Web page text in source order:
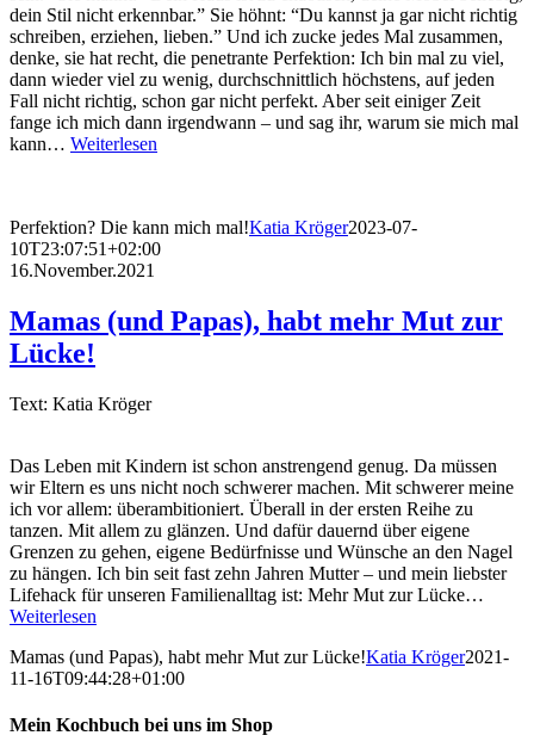
dein Stil nicht erkennbar.” Sie höhnt: “Du kannst ja gar nicht richtig
schreiben, erziehen, lieben.” Und ich zucke jedes Mal zusammen,
denke, sie hat recht, die penetrante Perfektion: Ich bin mal zu viel,
dann wieder viel zu wenig, durchschnittlich höchstens, auf jeden
Fall nicht richtig, schon gar nicht perfekt. Aber seit einiger Zeit
fange ich mich dann irgendwann – und sag ihr, warum sie mich mal
kann… Weiterlesen
Perfektion? Die kann mich mal!Katia Kröger2023-07-
10T23:07:51+02:00
16.November.2021
Mamas (und Papas), habt mehr Mut zur
Lücke!
Text: Katia Kröger
Das Leben mit Kindern ist schon anstrengend genug. Da müssen
wir Eltern es uns nicht noch schwerer machen. Mit schwerer meine
ich vor allem: überambitioniert. Überall in der ersten Reihe zu
tanzen. Mit allem zu glänzen. Und dafür dauernd über eigene
Grenzen zu gehen, eigene Bedürfnisse und Wünsche an den Nagel
zu hängen. Ich bin seit fast zehn Jahren Mutter – und mein liebster
Lifehack für unseren Familienalltag ist: Mehr Mut zur Lücke…
Weiterlesen
Mamas (und Papas), habt mehr Mut zur Lücke!Katia Kröger2021-
11-16T09:44:28+01:00
Mein Kochbuch bei uns im Shop